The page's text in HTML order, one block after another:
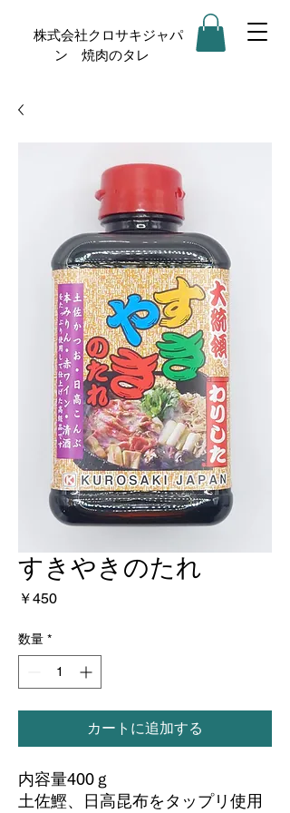
株式会社クロサキジャパ
ン 焼肉のタレ
すきやきのたれ
￥450価
数量 *
カートに追加する
内容量400ｇ
土佐鰹、日高昆布をタップリ使用